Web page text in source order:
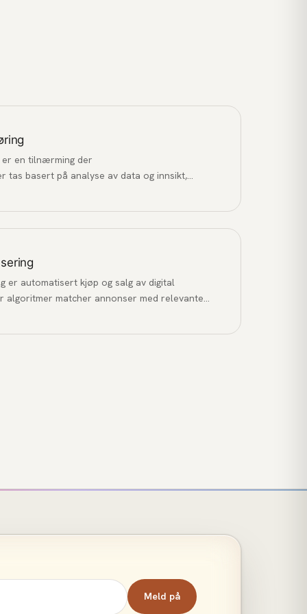
en tilnærming der
tas basert på analyse av data og innsikt,
er automatisert kjøp og salg av digital
algoritmer matcher annonser med relevante
Meld på